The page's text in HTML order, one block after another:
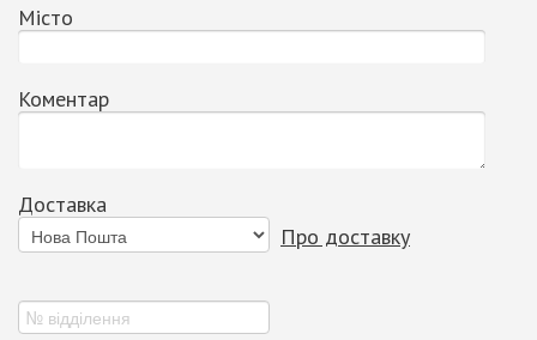
Місто
Коментар
Доставка
Про доставку